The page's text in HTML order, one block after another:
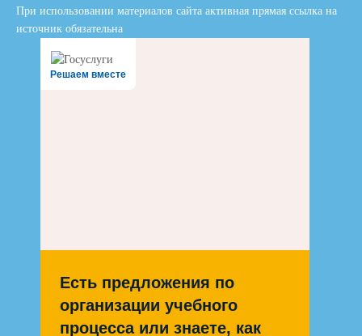
При использовании материалов сайта активная прямая ссылка на
источник обязательна
Решаем вместе
Есть предложения по
организации учебного
процесса или знаете, как